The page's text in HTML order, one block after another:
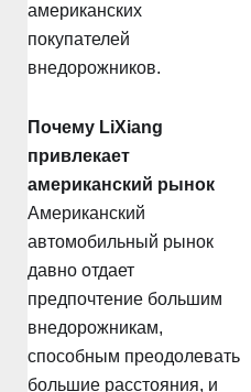
американских
покупателей
внедорожников.
Почему LiXiang
привлекает
американский рынок
Американский
автомобильный рынок
давно отдает
предпочтение большим
внедорожникам,
способным преодолевать
большие расстояния, и